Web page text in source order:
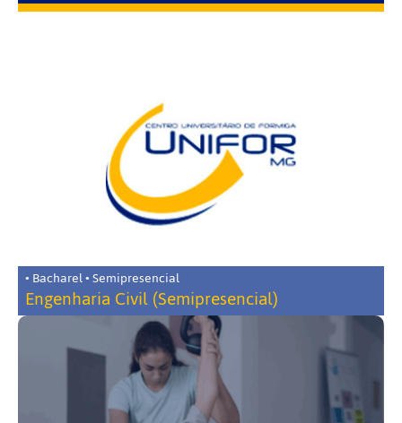
• Bacharel • Semipresencial
Engenharia Civil (Semipresencial)